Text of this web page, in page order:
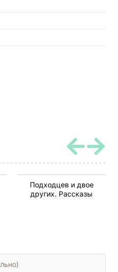
Подходцев и двое
других. Рассказы